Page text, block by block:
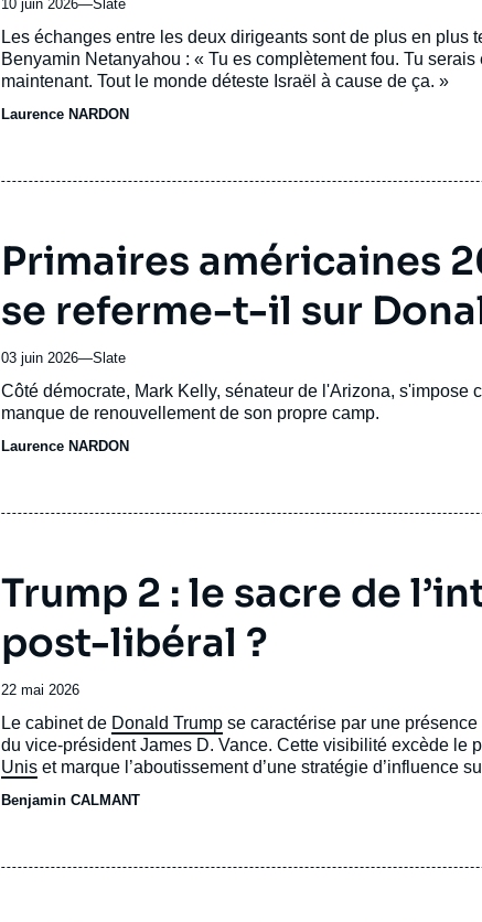
10 juin 2026—Nom
journal,
revue
ou
émission
Slate
Accroche
Les échanges entre les deux dirigeants sont de plus en plus
Benyamin Netanyahou : « Tu es complètement fou. Tu
maintenant. Tout le monde déteste Israël à cause de ça. »
Laurence NARDON
Primaires américaines
se referme-t-il sur
03 juin 2026—Nom
journal,
revue
ou
Slate
Accroche
Côté démocrate, Mark Kelly, sénateur de l'Arizona, s'impose
manque de renouvellement de son propre camp.
Laurence NARDON
Trump 2 : le sacre de
post-libéral ?
Date
de
publication
22 mai 2026
Accroche
Le cabinet de Donald Trump se caractérise par une
du vice-président James D. Vance. Cette visibilité excède le
Unis et marque l’aboutissement d’une stratégie d’influence
conservatisme moral et libéralisme économique. Depuis
Benjamin CALMANT